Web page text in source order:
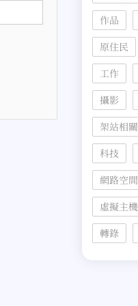
作品
原住民
工作
攝影
架站相關
科技
網路空間
虛擬主機
轉錄